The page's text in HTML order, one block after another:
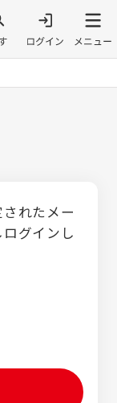
れたメー
グインし